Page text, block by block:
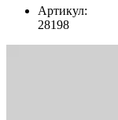
Артикул:
28198